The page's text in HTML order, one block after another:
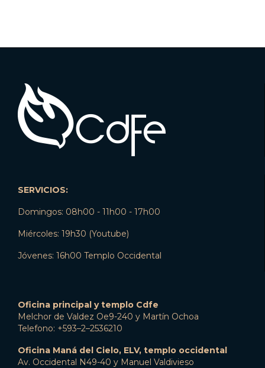
SERVICIOS:
Domingos: 08h00 - 11h00 - 17h00
Miércoles: 19h30 (Youtube)
Jóvenes: 16h00 Templo Occidental
Oficina principal y templo Cdfe
Melchor de Valdez Oe9-240 y Martín Ochoa
Telefono: +593–2–2536210
Oficina Maná del Cielo, ELV, templo occidental
Av. Occidental N49-40 y Manuel Valdivieso